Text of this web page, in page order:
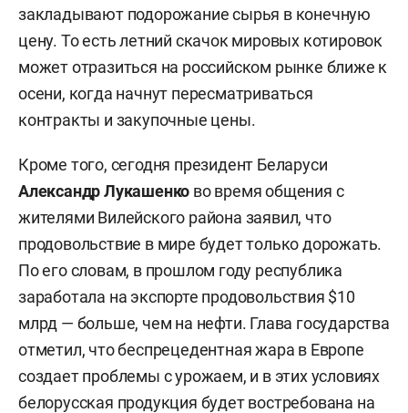
закладывают подорожание сырья в конечную
цену. То есть летний скачок мировых котировок
может отразиться на российском рынке ближе к
осени, когда начнут пересматриваться
контракты и закупочные цены.
Кроме того, сегодня президент Беларуси
Александр Лукашенко во время общения с
жителями Вилейского района заявил, что
продовольствие в мире будет только дорожать.
По его словам, в прошлом году республика
заработала на экспорте продовольствия $10
млрд — больше, чем на нефти. Глава государства
отметил, что беспрецедентная жара в Европе
создает проблемы с урожаем, и в этих условиях
белорусская продукция будет востребована на